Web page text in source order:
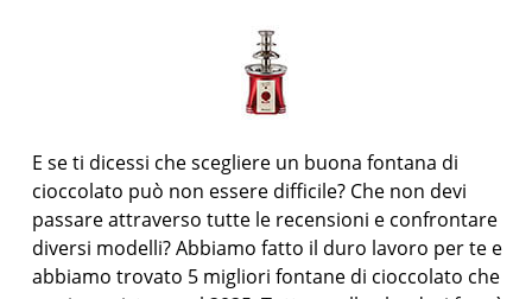
E se ti dicessi che scegliere un buona fontana di
cioccolato può non essere difficile? Che non devi
passare attraverso tutte le recensioni e confrontare
diversi modelli? Abbiamo fatto il duro lavoro per te e
abbiamo trovato 5 migliori fontane di cioccolato che